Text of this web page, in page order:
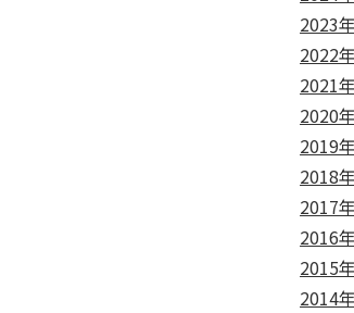
2023年
2022年
2021年
2020年
2019年
2018年
2017年
2016年
2015年
2014年